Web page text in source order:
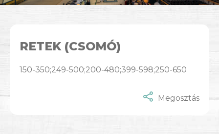
RETEK (CSOMÓ)
150-350;249-500;200-480;399-598;250-650
Megosztás